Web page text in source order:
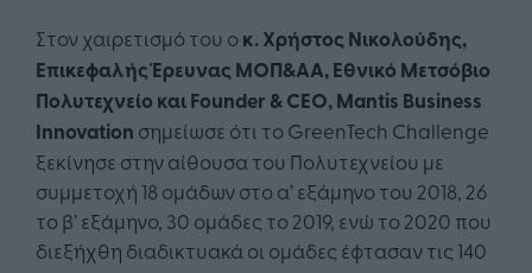
Στον χαιρετισμό του ο κ. Χρήστος Νικολούδης,
Επικεφαλής Έρευνας ΜΟΠ&ΑΑ, Εθνικό Μετσόβιο
Πολυτεχνείο και Founder & CEO, Mantis Business
Innovation σημείωσε ότι το GreenTech Challenge
ξεκίνησε στην αίθουσα του Πολυτεχνείου με
συμμετοχή 18 ομάδων στο α’ εξάμηνο του 2018, 26
το β’ εξάμηνο, 30 ομάδες το 2019, ενώ το 2020 που
διεξήχθη διαδικτυακά οι ομάδες έφτασαν τις 140